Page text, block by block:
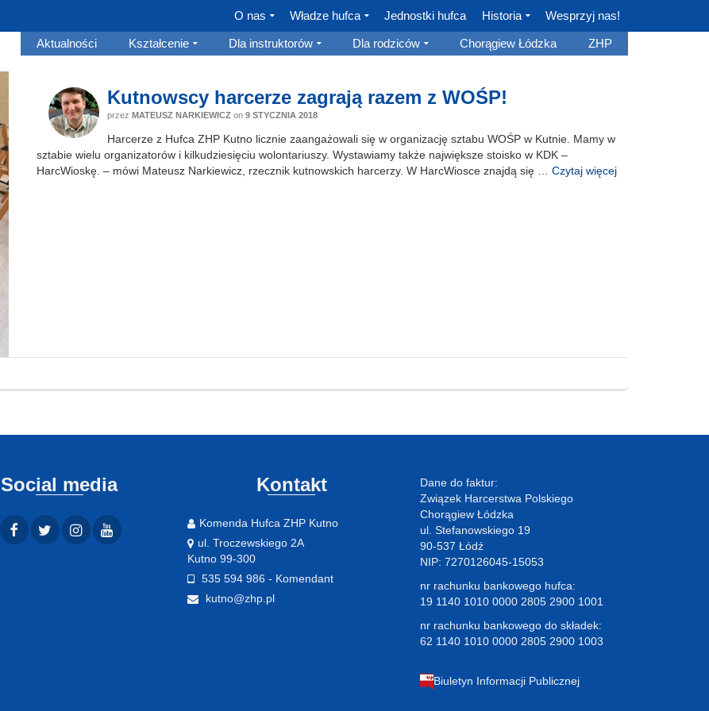
O nas Władze hufca Jednostki hufca Historia Wesprzyj nas!
Aktualności Kształcenie Dla instruktorów Dla rodziców Chorągiew Łódzka ZHP
Kutnowscy harcerze zagrają razem z WOŚP!
przez MATEUSZ NARKIEWICZ on 9 STYCZNIA 2018
Harcerze z Hufca ZHP Kutno licznie zaangażowali się w organizację sztabu WOŚP w Kutnie. Mamy w
sztabie wielu organizatorów i kilkudziesięciu wolontariuszy. Wystawiamy także największe stoisko w KDK –
HarcWioskę. – mówi Mateusz Narkiewicz, rzecznik kutnowskich harcerzy. W HarcWiosce znajdą się … Czytaj więcej
Social media Kontakt
Komenda Hufca ZHP Kutno
ul. Troczewskiego 2A
Kutno 99-300
535 594 986 - Komendant
kutno@zhp.pl
Dane do faktur:
Związek Harcerstwa Polskiego
Chorągiew Łódzka
ul. Stefanowskiego 19
90-537 Łódź
NIP: 7270126045-15053
nr rachunku bankowego hufca:
19 1140 1010 0000 2805 2900 1001
nr rachunku bankowego do składek:
62 1140 1010 0000 2805 2900 1003
Biuletyn Informacji Publicznej